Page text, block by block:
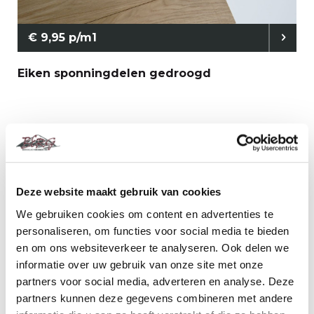
Deze website maakt gebruik van cookies
We gebruiken cookies om content en advertenties te
personaliseren, om functies voor social media te bieden
en om ons websiteverkeer te analyseren. Ook delen we
informatie over uw gebruik van onze site met onze
partners voor social media, adverteren en analyse. Deze
partners kunnen deze gegevens combineren met andere
€ 9,95 p/m1
Eiken sponningdelen gedroogd
€ 8,50 p/m¹